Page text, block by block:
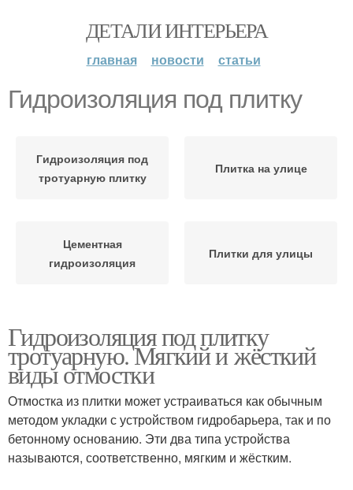
ДЕТАЛИ ИНТЕРЬЕРА
главная новости статьи
Гидроизоляция под плитку
Гидроизоляция под
тротуарную плитку
Плитка на улице
Цементная
гидроизоляция
Плитки для улицы
Гидроизоляция под плитку
тротуарную. Мягкий и жёсткий
виды отмостки
Отмостка из плитки может устраиваться как обычным
методом укладки с устройством гидробарьера, так и по
бетонному основанию. Эти два типа устройства
называются, соответственно, мягким и жёстким.